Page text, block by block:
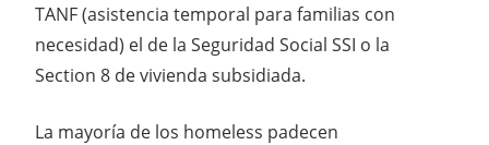
TANF (asistencia temporal para familias con
necesidad) el de la Seguridad Social SSI o la
Section 8 de vivienda subsidiada.
La mayoría de los homeless padecen